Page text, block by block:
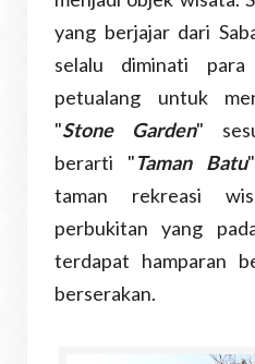
yang berjajar dari
selalu diminati
petualang untuk
"Stone Garden"
berarti "Taman Batu
taman rekreasi
perbukitan yang
terdapat hamparan
berserakan.